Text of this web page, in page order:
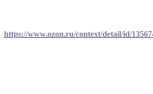
https://www.ozon.ru/context/detail/id/